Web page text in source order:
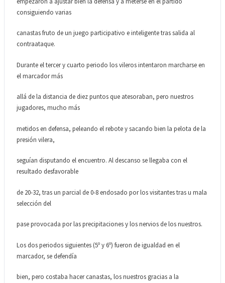
consiguiendo varias
canastas fruto de un juego participativo e inteligente tras salida al
contraataque.
Durante el tercer y cuarto periodo los vileros intentaron marcharse en
el marcador más
allá de la distancia de diez puntos que atesoraban, pero nuestros
jugadores, mucho más
metidos en defensa, peleando el rebote y sacando bien la pelota de la
presión vilera,
seguían disputando el encuentro. Al descanso se llegaba con el
resultado desfavorable
de 20-32, tras un parcial de 0-8 endosado por los visitantes tras u mala
selección del
pase provocada por las precipitaciones y los nervios de los nuestros.
Los dos periodos siguientes (5º y 6º) fueron de igualdad en el
marcador, se defendía
bien, pero costaba hacer canastas, los nuestros gracias a la